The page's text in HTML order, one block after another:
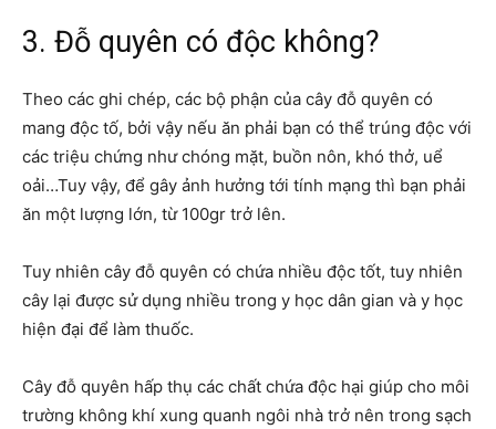
3. Đỗ quyên có độc không?
Theo các ghi chép, các bộ phận của cây đỗ quyên có
mang độc tố, bởi vậy nếu ăn phải bạn có thể trúng độc với
các triệu chứng như chóng mặt, buồn nôn, khó thở, uể
oải…Tuy vậy, để gây ảnh hưởng tới tính mạng thì bạn phải
ăn một lượng lớn, từ 100gr trở lên.
Tuy nhiên cây đỗ quyên có chứa nhiều độc tốt, tuy nhiên
cây lại được sử dụng nhiều trong y học dân gian và y học
hiện đại để làm thuốc.
Cây đỗ quyên hấp thụ các chất chứa độc hại giúp cho môi
trường không khí xung quanh ngôi nhà trở nên trong sạch